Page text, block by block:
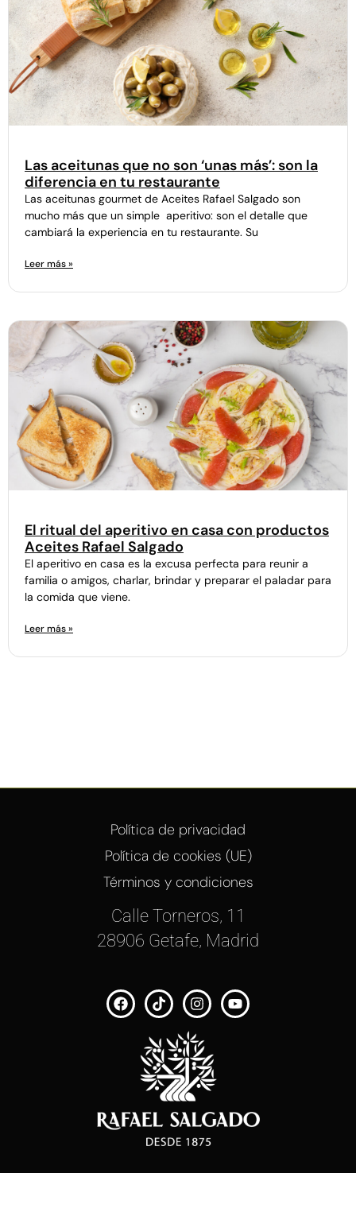
Las aceitunas que no son ‘unas más’: son la
diferencia en tu restaurante
Las aceitunas gourmet de Aceites Rafael Salgado son
mucho más que un simple aperitivo: son el detalle que
cambiará la experiencia en tu restaurante. Su
Leer más »
El ritual del aperitivo en casa con productos
Aceites Rafael Salgado
El aperitivo en casa es la excusa perfecta para reunir a
familia o amigos, charlar, brindar y preparar el paladar para
la comida que viene.
Leer más »
Calle Torneros, 11
28906 Getafe, Madrid
Política de privacidad
Política de cookies (UE)
Términos y condiciones